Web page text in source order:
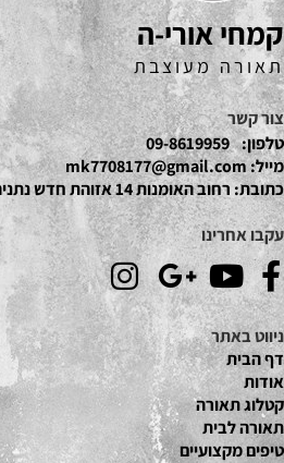
קמחי אורי-ה
תאורה מעוצבת
צור קשר
טלפון: 09-8619959
מייל:mk7708177@gmail.com
כתובת: רחוב האומנות 14 אזוהת חדש נתניה
עקבו אחרינו
ניווט באתר
דף הבית
אודות
קטלוג תאורה
תאורה לבית
טיפים מקצועיים